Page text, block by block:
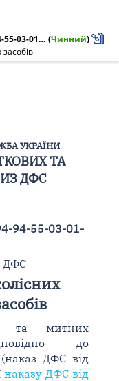
Лист від 03.05.2018 № 2807/7/94-94-55-03-01-11 (Чинний)
УКРАЇНИ
ТА
ДФС
94-55-03-01-
ДФС
та митних
до
ДФС від
наказу ДФС від